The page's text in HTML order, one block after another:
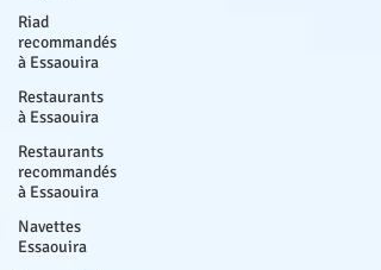
Riad
recommandés
à Essaouira
Restaurants
à Essaouira
Restaurants
recommandés
à Essaouira
Navettes
Essaouira